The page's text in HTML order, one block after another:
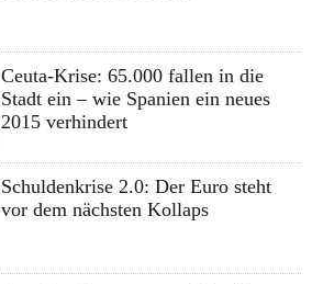
Ceuta-Krise: 65.000 fallen in die
Stadt ein – wie Spanien ein neues
2015 verhindert
Schuldenkrise 2.0: Der Euro steht
vor dem nächsten Kollaps